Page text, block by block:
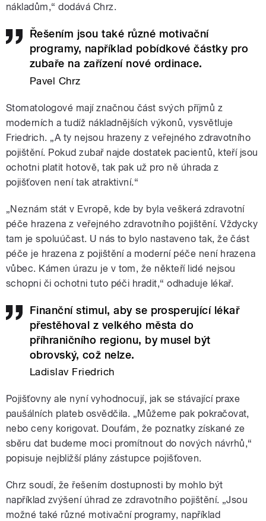
nákladům,“ dodává Chrz.
Řešením jsou také různé motivační
programy, například pobídkové částky pro
zubaře na zařízení nové ordinace.
Pavel Chrz
Stomatologové mají značnou část svých příjmů z
moderních a tudíž nákladnějších výkonů, vysvětluje
Friedrich. „A ty nejsou hrazeny z veřejného zdravotního
pojištění. Pokud zubař najde dostatek pacientů, kteří jsou
ochotni platit hotově, tak pak už pro ně úhrada z
pojišťoven není tak atraktivní.“
„Neznám stát v Evropě, kde by byla veškerá zdravotní
péče hrazena z veřejného zdravotního pojištění. Vždycky
tam je spoluúčast. U nás to bylo nastaveno tak, že část
péče je hrazena z pojištění a moderní péče není hrazena
vůbec. Kámen úrazu je v tom, že někteří lidé nejsou
schopni či ochotni tuto péči hradit,“ odhaduje lékař.
Finanční stimul, aby se prosperující lékař
přestěhoval z velkého města do
příhraničního regionu, by musel být
obrovský, což nelze.
Ladislav Friedrich
Pojišťovny ale nyní vyhodnocují, jak se stávající praxe
paušálních plateb osvědčila. „Můžeme pak pokračovat,
nebo ceny korigovat. Doufám, že poznatky získané ze
sběru dat budeme moci promítnout do nových návrhů,“
popisuje nejbližší plány zástupce pojišťoven.
Chrz soudí, že řešením dostupnosti by mohlo být
například zvýšení úhrad ze zdravotního pojištění. „Jsou
možné také různé motivační programy, například